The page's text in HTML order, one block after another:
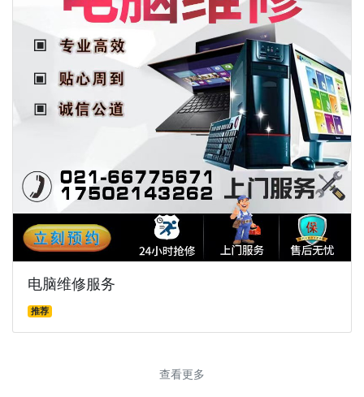
电脑维修服务
推荐
查看更多